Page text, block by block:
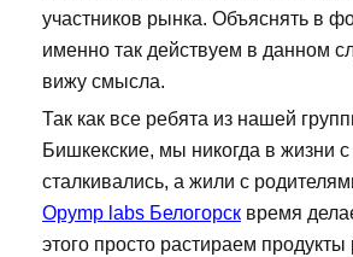
участников рынка. Объяснять в
именно так действуем в данном
вижу смысла.
Так как все ребята из нашей
Бишкекские, мы никогда в жизни
сталкивались, а жили с
Opymp labs Белогорск время
этого просто растираем продукты